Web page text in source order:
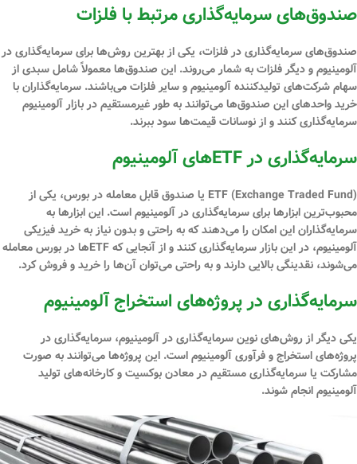
صندوق‌های سرمایه‌گذاری مرتبط با فلزات
صندوق‌های سرمایه‌گذاری در فلزات، یکی از بهترین روش‌ها برای سرمایه‌گذاری در
آلومینیوم و دیگر فلزات به شمار می‌روند. این صندوق‌ها معمولاً شامل سبدی از
سهام شرکت‌های تولیدکننده آلومینیوم و سایر فلزات می‌باشند. سرمایه‌گذاران با
خرید واحدهای این صندوق‌ها می‌توانند به طور غیرمستقیم در بازار آلومینیوم
سرمایه‌گذاری کنند و از نوسانات قیمت‌ها سود ببرند.
سرمایه‌گذاری درETF‌های آلومینیوم
ETF (Exchange Traded Fund) یا صندوق قابل معامله در بورس، یکی از
محبوب‌ترین ابزارها برای سرمایه‌گذاری در آلومینیوم است. این ابزارها به
سرمایه‌گذاران این امکان را می‌دهند که به راحتی و بدون نیاز به خرید فیزیکی
آلومینیوم، در این بازار سرمایه‌گذاری کنند و از آنجایی که ETF‌ها در بورس معامله
می‌شوند، نقدینگی بالایی دارند و به راحتی می‌توان آن‌ها را خرید و فروش کرد.
سرمایه‌گذاری در پروژه‌های استخراج آلومینیوم
یکی دیگر از روش‌های نوین سرمایه‌گذاری در آلومینیوم، سرمایه‌گذاری در
پروژه‌های استخراج و فرآوری آلومینیوم است. این پروژه‌ها می‌توانند به صورت
مشارکت یا سرمایه‌گذاری مستقیم در معادن بوکسیت و کارخانه‌های تولید
آلومینیوم انجام شوند.